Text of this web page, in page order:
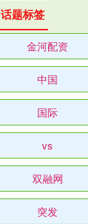
话题标签
金河配资
中国
国际
vs
双融网
突发